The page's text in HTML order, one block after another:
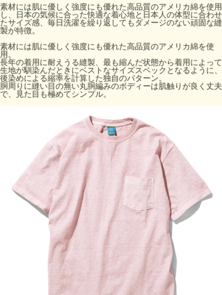
反応染めカラーは落ち着いた雰囲気のきれいな発色が特徴
で、ベーシックかつシンプルな仕上がりで着回しやすく上品
な印象です。
Pigment Dye（顔料染め）カラーは、独特な濃淡のある色合
いで、風合い感と経年変化による色あせを楽しむことができ
ます。
※メタルグレーは先染め糸を織り交ぜる事により霜降りグレ
ーの色を出している混紡生地を使用しています。
※こちらの商品は、米国製(Made in USA)と日本製(Made in
Japan)の在庫が混在しておりますが、ご注文の際にご指定頂
く事はできません。品質等に違いはありませんので予めご了
着丈 (cm) 身幅 (cm) 肩幅 (cm)
63
65
19.5
L
68 48
XL
70
素材:100% Cotton / 5.5 oz Jersey
※メタルグレー：90% Cotton 10% Rayon / 5.5 oz Mock
製品染め（反応染め）
製品染め（顔料染め）
※メタルグレー：先染め
※ご購入後、初めの数回は色落ちする事がありますので、単
品でのお洗濯をおすすめ致します。
素材には肌に優しく強度にも優れた高品質のアメリカ綿を使用
し、日本の気候に合った快適な着心地と日本人の体型に合わせ
たサイズ感、毎日洗濯を繰り返してもダメージのない頑固な縫
製が特徴。
素材には肌に優しく強度にも優れた高品質のアメリカ綿を使
用。
長年の着用に耐えうる縫製、最も縮んだ状態から着用によって
生地が馴染んだときにベストなサイズスペックとなるように、
後染めによる縮率を計算した独自のパターン。
胴周りに縫い目の無い丸胴編みのボディーは肌触りが良く丈夫
で、見た目も極めてシンプル。